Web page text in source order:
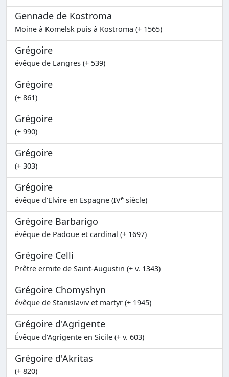
Gennade de Kostroma
Moine à Komelsk puis à Kostroma (+ 1565)
Grégoire
évêque de Langres (+ 539)
Grégoire
(+ 861)
Grégoire
(+ 990)
Grégoire
(+ 303)
Grégoire
évêque d'Elvire en Espagne (IVe siècle)
Grégoire Barbarigo
évêque de Padoue et cardinal (+ 1697)
Grégoire Celli
Prêtre ermite de Saint-Augustin (+ v. 1343)
Grégoire Chomyshyn
évêque de Stanislaviv et martyr (+ 1945)
Grégoire d'Agrigente
Évêque d'Agrigente en Sicile (+ v. 603)
Grégoire d'Akritas
(+ 820)